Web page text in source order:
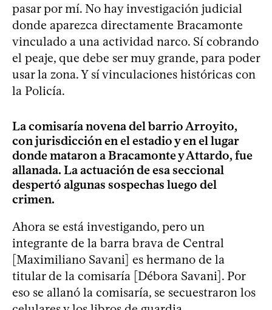
pasar por mí. No hay investigación judicial
donde aparezca directamente Bracamonte
vinculado a una actividad narco. Sí cobrando
el peaje, que debe ser muy grande, para poder
usar la zona. Y sí vinculaciones históricas con
la Policía.
La comisaría novena del barrio Arroyito,
con jurisdicción en el estadio y en el lugar
donde mataron a Bracamonte y Attardo, fue
allanada. La actuación de esa seccional
despertó algunas sospechas luego del
crimen.
Ahora se está investigando, pero un
integrante de la barra brava de Central
[Maximiliano Savani] es hermano de la
titular de la comisaría [Débora Savani]. Por
eso se allanó la comisaría, se secuestraron los